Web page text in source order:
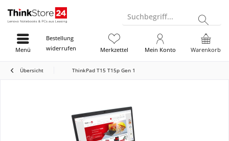
Suchbegriff...
Bestellung
widerrufen
Warenkorb
Merkzettel Mein Konto
Menü
Übersicht ThinkPad T15 T15p Gen 1